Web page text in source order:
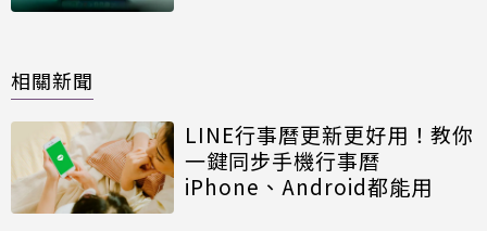
相關新聞
LINE行事曆更新更好用！教你
一鍵同步手機行事曆
iPhone、Android都能用